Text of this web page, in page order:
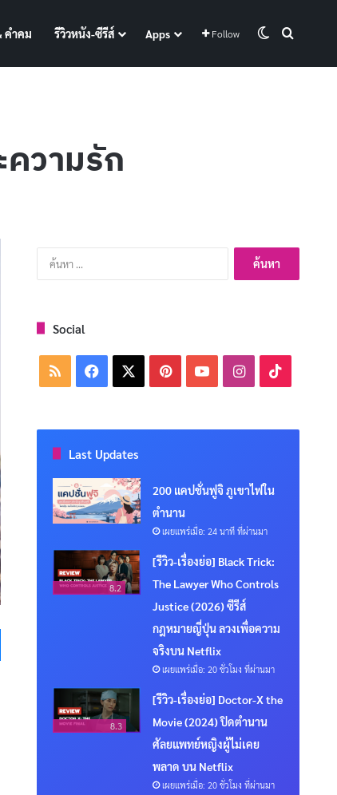
คำคม รีวิวหนัง-ซีรีส์ Apps Follow Switch skin
วามรัก
Messenger
ค้นหา
สำหรับ:
Social
RSS Facebook PinterestYouTubeInstagram
Last Updates
200 แคปชั่นฟูจิ ภูเขาไฟใน
ตำนาน
เผยแพร่เมื่อ: 24 นาที ที่ผ่านมา
8.2
[รีวิว-เรื่องย่อ] Black Trick:
The Lawyer Who Controls
Justice (2026) ซีรีส์
กฎหมายญี่ปุ่น ลวงเพื่อความ
จริงบน Netflix
เผยแพร่เมื่อ: 20 ชั่วโมง ที่ผ่านมา
8.3
[รีวิว-เรื่องย่อ] Doctor-X the
Movie (2024) ปิดตำนาน
ศัลยแพทย์หญิงผู้ไม่เคย
พลาด บน Netflix
เผยแพร่เมื่อ: 20 ชั่วโมง ที่ผ่านมา